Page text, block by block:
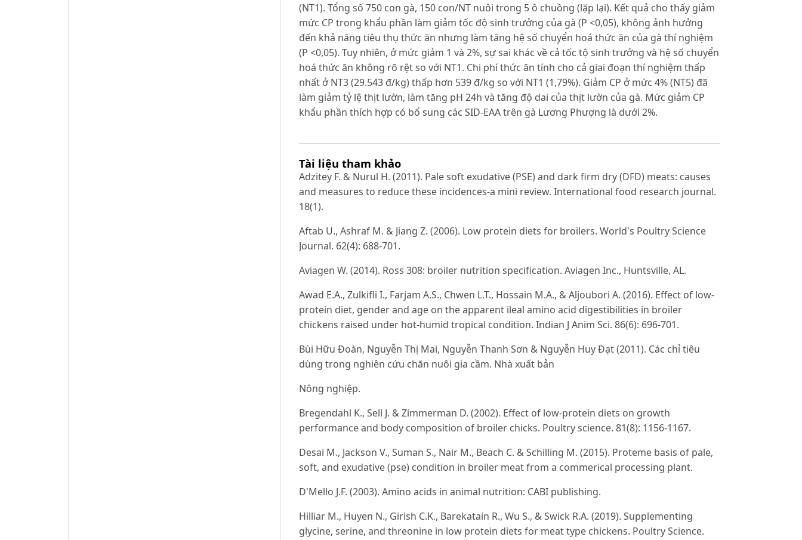
(NT1). Tổng số 750 con gà, 150 con/NT nuôi trong 5 ô chuồng (lặp lại). Kết quả cho thấy giảm
mức CP trong khẩu phần làm giảm tốc độ sinh trưởng của gà (P <0,05), không ảnh hưởng
đến khả năng tiêu thụ thức ăn nhưng làm tăng hệ số chuyển hoá thức ăn của gà thí nghiệm
(P <0,05). Tuy nhiên, ở mức giảm 1 và 2%, sự sai khác về cả tốc tộ sinh trưởng và hệ số chuyển
hoá thức ăn không rõ rệt so với NT1. Chi phí thức ăn tính cho cả giai đoạn thí nghiệm thấp
nhất ở NT3 (29.543 đ/kg) thấp hơn 539 đ/kg so với NT1 (1,79%). Giảm CP ở mức 4% (NT5) đã
làm giảm tỷ lệ thịt lườn, làm tăng pH 24h và tăng độ dai của thịt lườn của gà. Mức giảm CP
khẩu phần thích hợp có bổ sung các SID-EAA trên gà Lương Phượng là dưới 2%.
Tài liệu tham khảo
Adzitey F. & Nurul H. (2011). Pale soft exudative (PSE) and dark firm dry (DFD) meats: causes
and measures to reduce these incidences-a mini review. International food research journal.
18(1).
Aftab U., Ashraf M. & Jiang Z. (2006). Low protein diets for broilers. World's Poultry Science
Journal. 62(4): 688-701.
Aviagen W. (2014). Ross 308: broiler nutrition specification. Aviagen Inc., Huntsville, AL.
Awad E.A., Zulkifli I., Farjam A.S., Chwen L.T., Hossain M.A., & Aljoubori A. (2016). Effect of low-
protein diet, gender and age on the apparent ileal amino acid digestibilities in broiler
chickens raised under hot-humid tropical condition. Indian J Anim Sci. 86(6): 696-701.
Bùi Hữu Đoàn, Nguyễn Thị Mai, Nguyễn Thanh Sơn & Nguyễn Huy Đạt (2011). Các chỉ tiêu
dùng trong nghiên cứu chăn nuôi gia cầm. Nhà xuất bản
Nông nghiệp.
Bregendahl K., Sell J. & Zimmerman D. (2002). Effect of low-protein diets on growth
performance and body composition of broiler chicks. Poultry science. 81(8): 1156-1167.
Desai M., Jackson V., Suman S., Nair M., Beach C. & Schilling M. (2015). Proteme basis of pale,
soft, and exudative (pse) condition in broiler meat from a commerical processing plant.
D'Mello J.F. (2003). Amino acids in animal nutrition: CABI publishing.
Hilliar M., Huyen N., Girish C.K., Barekatain R., Wu S., & Swick R.A. (2019). Supplementing
glycine, serine, and threonine in low protein diets for meat type chickens. Poultry Science.